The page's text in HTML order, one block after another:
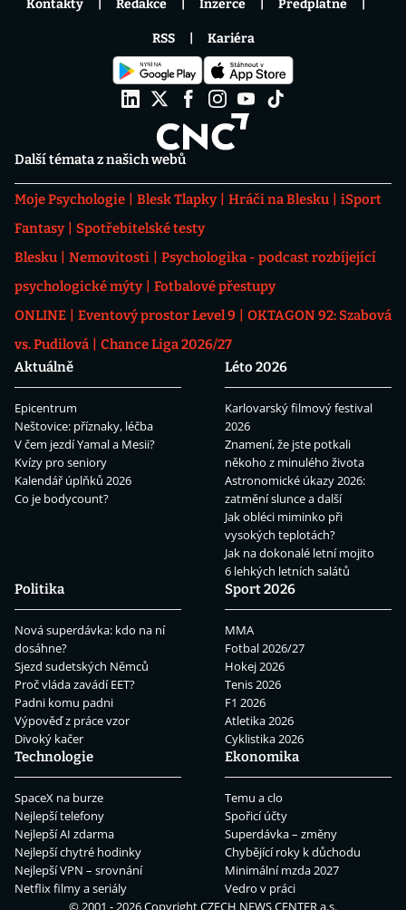
Další témata z našich webů
Moje Psychologie Blesk Tlapky Hráči na Blesku
iSport
Fantasy
Spotřebitelské testy
Blesku
Nemovitosti
Psychologika - podcast rozbíjející
psychologické mýty
Fotbalové přestupy
ONLINE
Eventový prostor Level 9
OKTAGON 92: Szabová
vs. Pudilová
Chance Liga 2026/27
Aktuálně
Epicentrum
Neštovice: příznaky, léčba
V čem jezdí Yamal a Mesii?
Kvízy pro seniory
Kalendář úplňků 2026
Co je bodycount?
Léto 2026
Karlovarský filmový festival
2026
Znamení, že jste potkali
někoho z minulého života
Astronomické úkazy 2026:
zatmění slunce a další
Jak obléci miminko při
vysokých teplotách?
Jak na dokonalé letní mojito
6 lehkých letních salátů
Politika
Nová superdávka: kdo na ní
dosáhne?
Sjezd sudetských Němců
Proč vláda zavádí EET?
Padni komu padni
Výpověď z práce vzor
Divoký kačer
Sport 2026
MMA
Fotbal 2026/27
Hokej 2026
Tenis 2026
F1 2026
Atletika 2026
Cyklistika 2026
Technologie
SpaceX na burze
Nejlepší telefony
Nejlepší AI zdarma
Nejlepší chytré hodinky
Nejlepší VPN – srovnání
Netflix filmy a seriály
Ekonomika
Temu a clo
Spořicí účty
Superdávka – změny
Chybějící roky k důchodu
Minimální mzda 2027
Vedro v práci
Kontakty Redakce Inzerce Předplatné
RSS Kariéra
© 2001 - 2026 CopyrightCZECH NEWS CENTER a.s.